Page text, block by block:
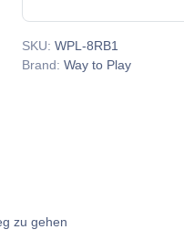
SKU: WPL-8RB1
Brand: Way to Play
zu gehen